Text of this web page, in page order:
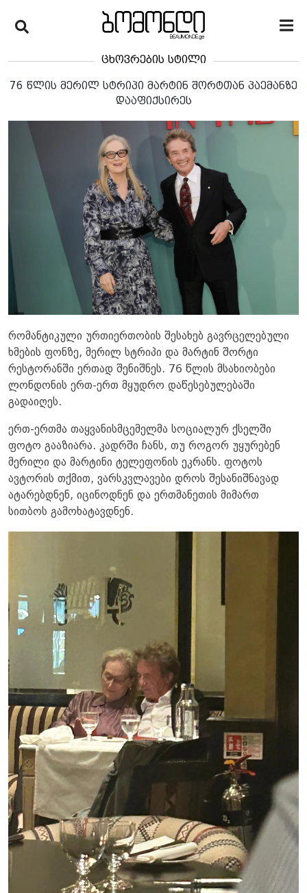
ცხოვრების სტილი
76 წლის მერილ სტრიპი მარტინ შორტთან პაემანზე
დააფიქსირეს
რომანტიკული ურთიერთობის შესახებ გავრცელებული
ხმების ფონზე, მერილ სტრიპი და მარტინ შორტი
რესტორანში ერთად შენიშნეს. 76 წლის მსახიობები
ლონდონის ერთ-ერთ მყუდრო დაწესებულებაში
გადაიღეს.
ერთ-ერთმა თაყვანისმცემელმა სოციალურ ქსელში
ფოტო გააზიარა. კადრში ჩანს, თუ როგორ უყურებენ
მერილი და მარტინი ტელეფონის ეკრანს. ფოტოს
ავტორის თქმით, ვარსკვლავები დროს შესანიშნავად
ატარებდნენ, იცინოდნენ და ერთმანეთის მიმართ
სითბოს გამოხატავდნენ.